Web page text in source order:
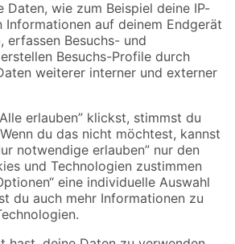
Versandarten